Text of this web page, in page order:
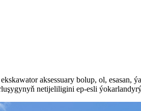
aksessuary bolup, ol,
netijeliligini ep-esli